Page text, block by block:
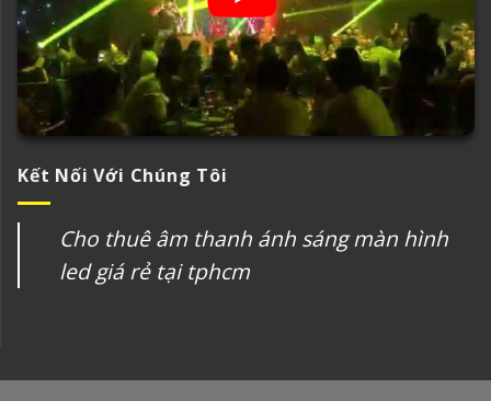
Kết Nối Với Chúng Tôi
Cho thuê âm thanh ánh sáng màn hình
led giá rẻ tại tphcm